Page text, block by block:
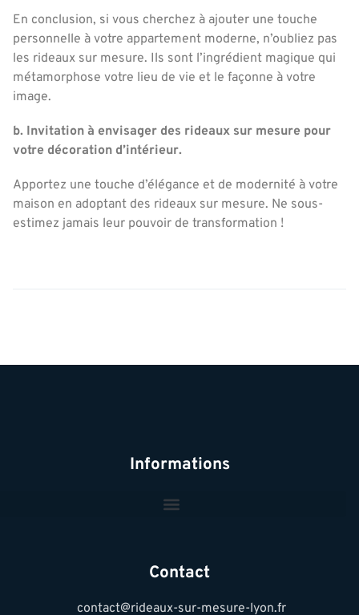
En conclusion, si vous cherchez à ajouter une touche
personnelle à votre appartement moderne, n’oubliez pas
les rideaux sur mesure. Ils sont l’ingrédient magique qui
métamorphose votre lieu de vie et le façonne à votre
image.
b. Invitation à envisager des rideaux sur mesure pour
votre décoration d’intérieur.
Apportez une touche d’élégance et de modernité à votre
maison en adoptant des rideaux sur mesure. Ne sous-
estimez jamais leur pouvoir de transformation !
Informations
Contact
contact@rideaux-sur-mesure-lyon.fr